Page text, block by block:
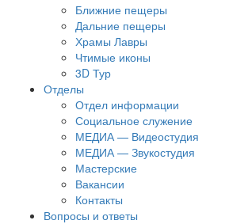
Ближние пещеры
Дальние пещеры
Храмы Лавры
Чтимые иконы
3D Тур
Отделы
Отдел информации
Социальное служение
МЕДИА — Видеостудия
МЕДИА — Звукостудия
Мастерские
Вакансии
Контакты
Вопросы и ответы